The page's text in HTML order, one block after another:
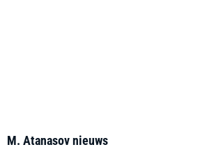
M. Atanasov nieuws